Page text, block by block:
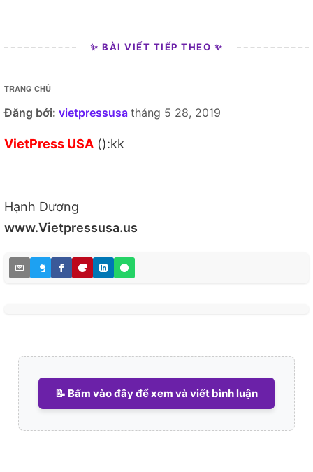
✨ BÀI VIẾT TIẾP THEO ✨
TRANG CHỦ
Đăng bởi: vietpressusa tháng 5 28, 2019
VietPress USA ():kk
Hạnh Dương
www.Vietpressusa.us
📝 Bấm vào đây để xem và viết bình luận